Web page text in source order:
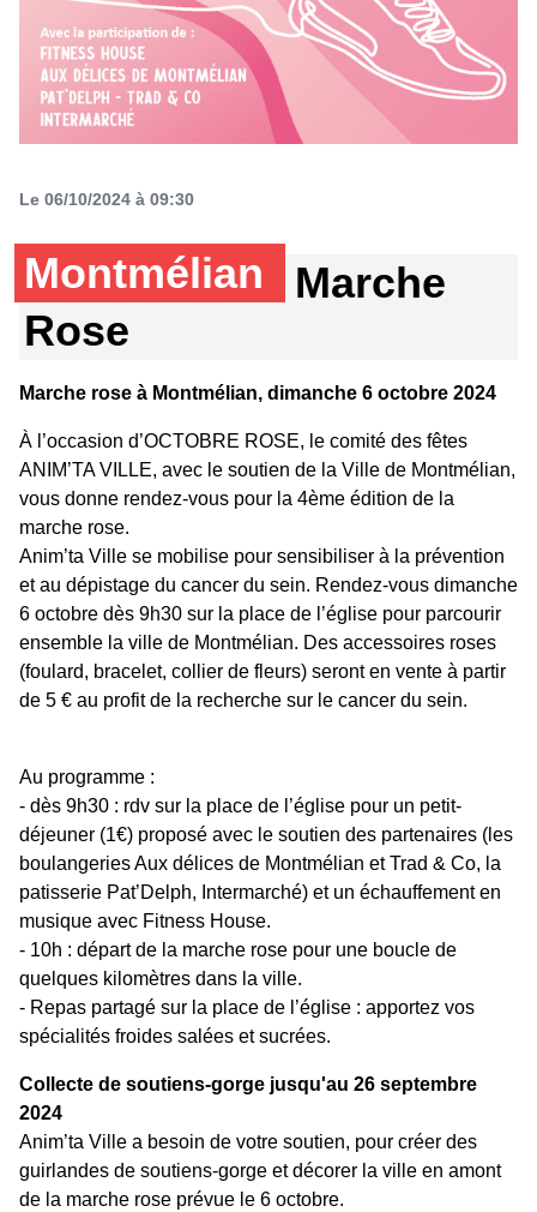
Le 06/10/2024 à 09:30
Montmélian
Marche
Rose
Marche rose à Montmélian, dimanche 6 octobre 2024
À l’occasion d’OCTOBRE ROSE, le comité des fêtes
ANIM’TA VILLE, avec le soutien de la Ville de Montmélian,
vous donne rendez-vous pour la 4ème édition de la
marche rose.
Anim’ta Ville se mobilise pour sensibiliser à la prévention
et au dépistage du cancer du sein. Rendez-vous dimanche
6 octobre dès 9h30 sur la place de l’église pour parcourir
ensemble la ville de Montmélian. Des accessoires roses
(foulard, bracelet, collier de fleurs) seront en vente à partir
de 5 € au profit de la recherche sur le cancer du sein.
Au programme :
- dès 9h30 : rdv sur la place de l’église pour un petit-
déjeuner (1€) proposé avec le soutien des partenaires (les
boulangeries Aux délices de Montmélian et Trad & Co, la
patisserie Pat’Delph, Intermarché) et un échauffement en
musique avec Fitness House.
- 10h : départ de la marche rose pour une boucle de
quelques kilomètres dans la ville.
- Repas partagé sur la place de l’église : apportez vos
spécialités froides salées et sucrées.
Collecte de soutiens-gorge jusqu'au 26 septembre
2024
Anim’ta Ville a besoin de votre soutien, pour créer des
guirlandes de soutiens-gorge et décorer la ville en amont
de la marche rose prévue le 6 octobre.